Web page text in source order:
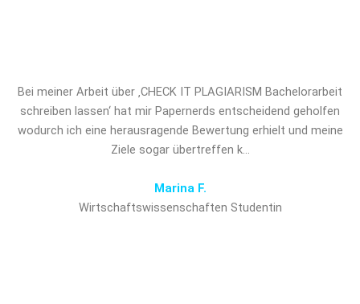
Bei meiner Arbeit über ‚CHECK IT PLAGIARISM Bachelorarbeit
schreiben lassen‘ hat mir Papernerds entscheidend geholfen
wodurch ich eine herausragende Bewertung erhielt und meine
Ziele sogar übertreffen k…
Marina F.
Wirtschaftswissenschaften Studentin